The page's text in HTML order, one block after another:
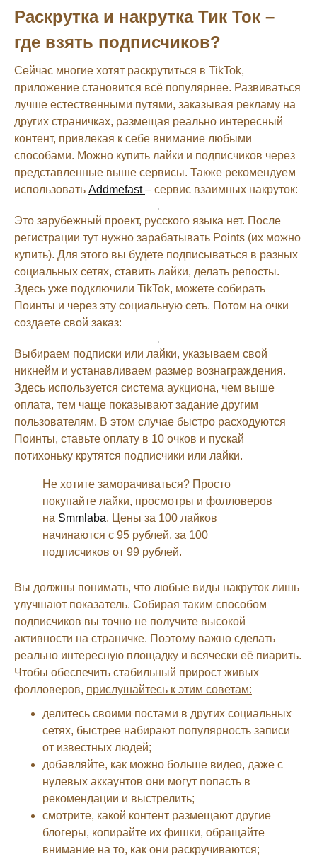
Раскрутка и накрутка Тик Ток –
где взять подписчиков?
Сейчас многие хотят раскрутиться в TikTok,
приложение становится всё популярнее. Развиваться
лучше естественными путями, заказывая рекламу на
других страничках, размещая реально интересный
контент, привлекая к себе внимание любыми
способами. Можно купить лайки и подписчиков через
представленные выше сервисы. Также рекомендуем
использовать Addmefast– сервис взаимных накруток:
Это зарубежный проект, русского языка нет. После
регистрации тут нужно зарабатывать Points (их можно
купить). Для этого вы будете подписываться в разных
социальных сетях, ставить лайки, делать репосты.
Здесь уже подключили TikTok, можете собирать
Поинты и через эту социальную сеть. Потом на очки
создаете свой заказ:
Выбираем подписки или лайки, указываем свой
никнейм и устанавливаем размер вознаграждения.
Здесь используется система аукциона, чем выше
оплата, тем чаще показывают задание другим
пользователям. В этом случае быстро расходуются
Поинты, ставьте оплату в 10 очков и пускай
потихоньку крутятся подписчики или лайки.
Не хотите заморачиваться? Просто
покупайте лайки, просмотры и фолловеров
на Smmlaba. Цены за 100 лайков
начинаются с 95 рублей, за 100
подписчиков от 99 рублей.
Вы должны понимать, что любые виды накруток лишь
улучшают показатель. Собирая таким способом
подписчиков вы точно не получите высокой
активности на страничке. Поэтому важно сделать
реально интересную площадку и всячески её пиарить.
Чтобы обеспечить стабильный прирост живых
фолловеров, прислушайтесь к этим советам:
делитесь своими постами в других социальных
сетях, быстрее набирают популярность записи
от известных людей;
добавляйте, как можно больше видео, даже с
нулевых аккаунтов они могут попасть в
рекомендации и выстрелить;
смотрите, какой контент размещают другие
блогеры, копирайте их фишки, обращайте
внимание на то, как они раскручиваются;